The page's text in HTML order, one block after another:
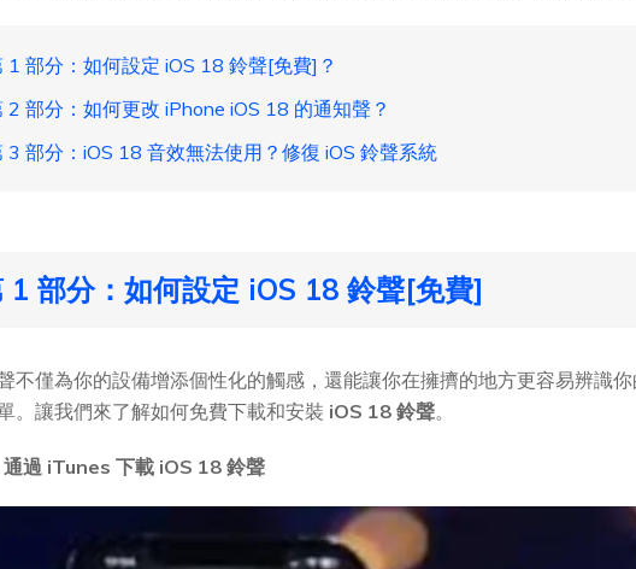
1 部分：如何設定 iOS 18 鈴聲[免費]？
2 部分：如何更改 iPhone iOS 18 的通知聲？
3 部分：iOS 18 音效無法使用？修復 iOS 鈴聲系統
1 部分：如何設定 iOS 18 鈴聲[免費]
不僅為你的設備增添個性化的觸感，還能讓你在擁擠的地方更容易辨識
。讓我們來了解如何免費下載和安裝 iOS 18 鈴聲。
通過 iTunes 下載 iOS 18 鈴聲